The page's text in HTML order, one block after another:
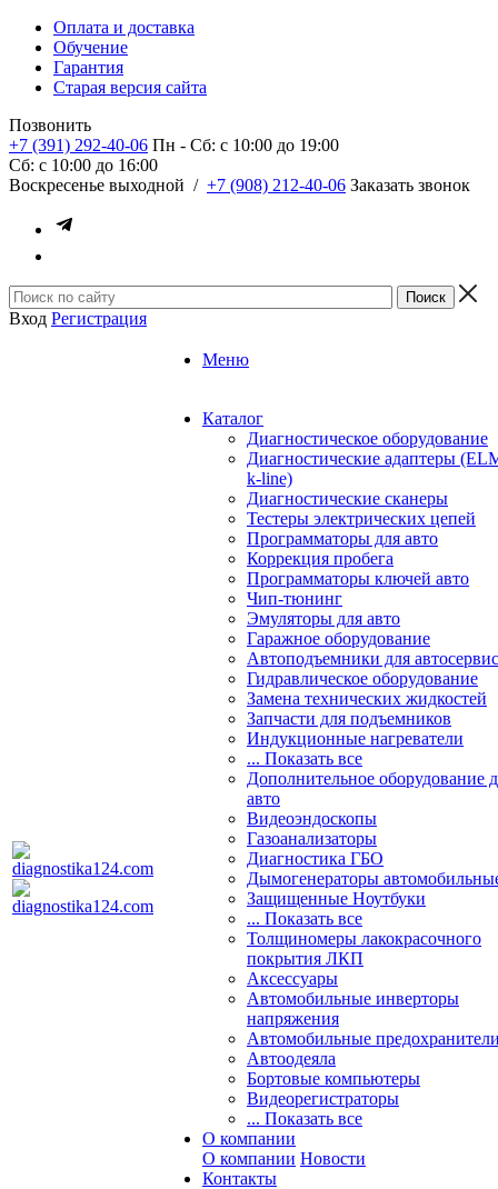
Оплата и доставка
Обучение
Гарантия
Старая версия сайта
Позвонить
+7 (391) 292-40-06 Пн - Сб: c 10:00 до 19:00
Сб: c 10:00 до 16:00
​Воскресенье выходной / +7 (908) 212-40-06 Заказать звонок
Вход Регистрация
Меню
Каталог
Диагностическое оборудование
Диагностические адаптеры
k-line)
Диагностические сканеры
Тестеры электрических цепей
Программаторы для авто
Коррекция пробега
Программаторы ключей авто
Чип-тюнинг
Эмуляторы для авто
Гаражное оборудование
Автоподъемники для
Гидравлическое оборудование
Замена технических жидкостей
Запчасти для подъемников
Индукционные нагреватели
... Показать все
Дополнительное оборудование
авто
Видеоэндоскопы
Газоанализаторы
Диагностика ГБО
Дымогенераторы
Защищенные Ноутбуки
... Показать все
Толщиномеры лакокрасочного
покрытия ЛКП
Аксессуары
Автомобильные инверторы
напряжения
Автомобильные
Автоодеяла
Бортовые компьютеры
Видеорегистраторы
... Показать все
О компании
О компании Новости
Контакты